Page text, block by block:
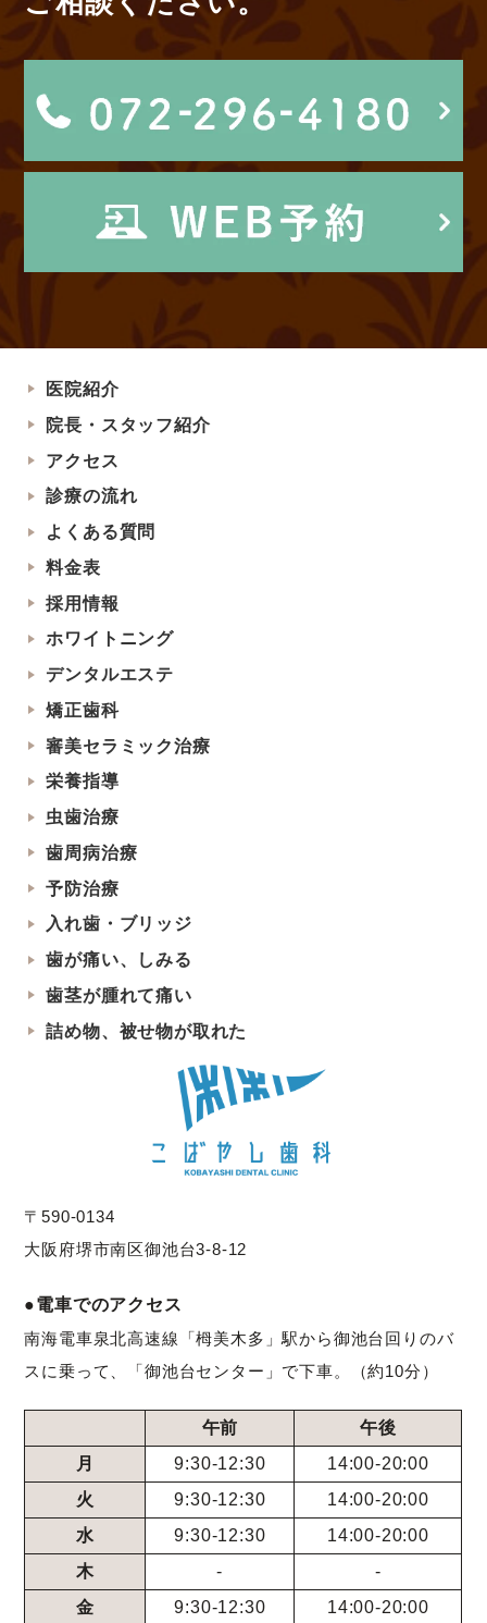
医院紹介
院長・スタッフ紹介
アクセス
診療の流れ
よくある質問
料金表
採用情報
ホワイトニング
デンタルエステ
矯正歯科
審美セラミック治療
栄養指導
虫歯治療
歯周病治療
予防治療
入れ歯・ブリッジ
歯が痛い、しみる
歯茎が腫れて痛い
詰め物、被せ物が取れた
〒590-0134
大阪府堺市南区御池台3-8-12
●電車でのアクセス
南海電車泉北高速線「栂美木多」駅から御池台回りのバ
スに乗って、「御池台センター」で下車。（約10分）
午前
午後
月
9:30-12:30
14:00-20:00
火
9:30-12:30
14:00-20:00
水
9:30-12:30
14:00-20:00
木
-
-
金
9:30-12:30 14:00-20:00